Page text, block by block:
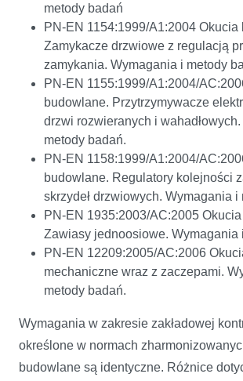
metody badań
PN-EN 1154:1999/A1:2004 Okucia
Zamykacze drzwiowe z regulacją
zamykania. Wymagania i metody
PN-EN 1155:1999/A1:2004/
budowlane. Przytrzymywacze
drzwi rozwieranych i
metody badań.
PN-EN 1158:1999/A1:2004/
budowlane. Regulatory kolejności
skrzydeł drzwiowych. Wymagania i
PN-EN 1935:2003/AC:2005
Zawiasy jednoosiowe. Wymagania
PN-EN 12209:2005/AC:2006
mechaniczne wraz z zaczepami.
metody badań.
Wymagania w zakresie zakładowej
określone w normach
budowlane są identyczne. Różnice